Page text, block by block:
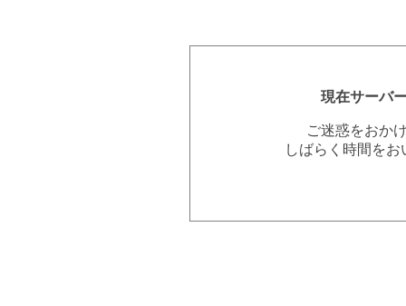
現在サーバ
ご迷惑をおか
しばらく時間を